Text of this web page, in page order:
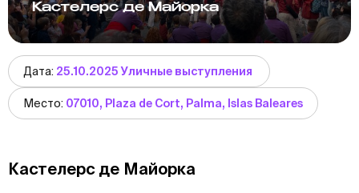
Кастелерс де Майорка
Дата: 25.10.2025 Уличные выступления
Место: 07010, Plaza de Cort, Palma, Islas Baleares
Кастелерс де Майорка